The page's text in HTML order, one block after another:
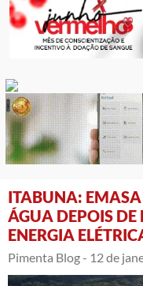
ITABUNA:
ÁGUA DEPOIS DE
ENERGIA
Pimenta Blog - 12 de